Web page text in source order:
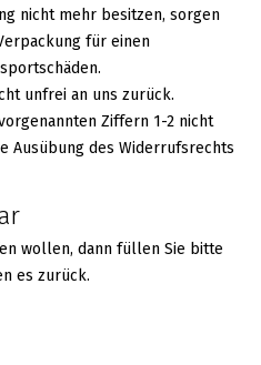
nicht mehr besitzen, sorgen
für einen
unfrei an uns zurück.
Ziffern 1-2 nicht
Ausübung des Widerrufsrechts
wollen, dann füllen Sie bitte
es zurück.